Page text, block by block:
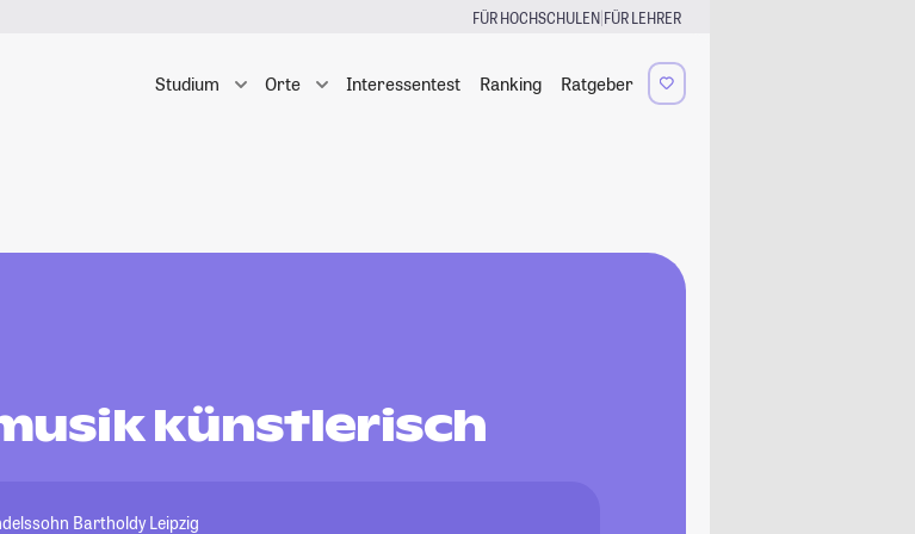
FÜR HOCHSCHULEN|FÜR LEHRER
Studium Orte Interessentest Ranking Ratgeber
künstlerisch
Bartholdy Leipzig